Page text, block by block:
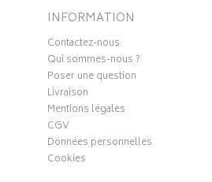
INFORMATION
Contactez-nous
Qui sommes-nous ?
Poser une question
Livraison
Mentions légales
CGV
Données personnelles
Cookies